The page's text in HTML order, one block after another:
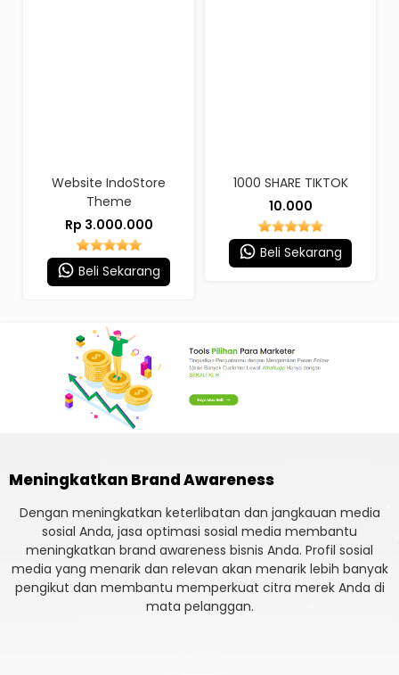
Website IndoStore
Theme
Rp 3.000.000
Beli Sekarang
1000 SHARE TIKTOK
10.000
Beli Sekarang
Meningkatkan Brand Awareness
Dengan meningkatkan keterlibatan dan jangkauan media
sosial Anda, jasa optimasi sosial media membantu
meningkatkan brand awareness bisnis Anda. Profil sosial
media yang menarik dan relevan akan menarik lebih banyak
pengikut dan membantu memperkuat citra merek Anda di
mata pelanggan.